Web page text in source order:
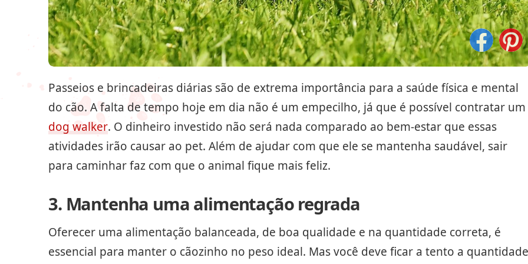
Passeios e brincadeiras diárias são de extrema importância para a saúde física e mental
do cão. A falta de tempo hoje em dia não é um empecilho, já que é possível contratar um
dog walker. O dinheiro investido não será nada comparado ao bem-estar que essas
atividades irão causar ao pet. Além de ajudar com que ele se mantenha saudável, sair
para caminhar faz com que o animal fique mais feliz.
3. Mantenha uma alimentação regrada
Oferecer uma alimentação balanceada, de boa qualidade e na quantidade correta, é
essencial para manter o cãozinho no peso ideal. Mas você deve ficar a tento a quantidade